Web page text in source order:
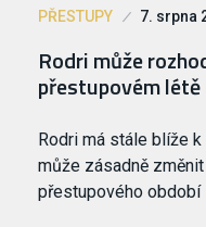
PŘESTUPY 7. srpna
Rodri může
přestupovém
Rodri má stále blíže
může zásadně
přestupového období